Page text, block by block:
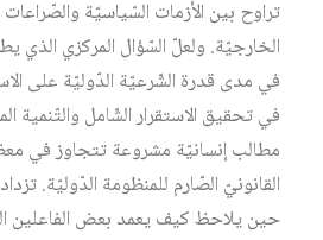
تراوح بين الأزمات السّياسيّة
الخارجيّة. ولعلّ السّؤال المركزي الذي
في مدى قدرة الشّرعيّة الدّوليّة على
في تحقيق الاستقرار الشّامل والتّنمية
مطالب إنسانيّة مشروعة تتجاوز في
القانونيّ الصّارم للمنظومة الدّوليّة.
حين يلاحظ كيف يعمد بعض الفاعلين